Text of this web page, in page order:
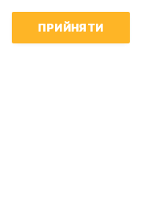
ПРИЙНЯТИ